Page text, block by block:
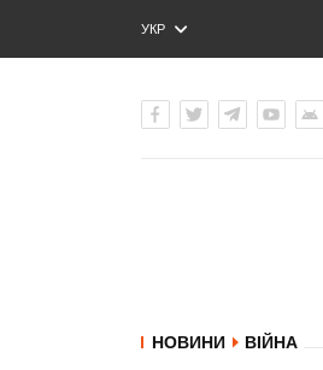
УКР
ENG
НОВИНИ ВІЙНА